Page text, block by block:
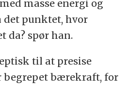
masse energi og
det punktet, hvor
da? spør han.
til at presise
bærekraft, for